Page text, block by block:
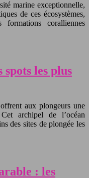
marine exceptionnelle,
de ces écosystèmes,
coralliennes
spots les plus
aux plongeurs une
archipel de l’océan
des sites de plongée les
: les